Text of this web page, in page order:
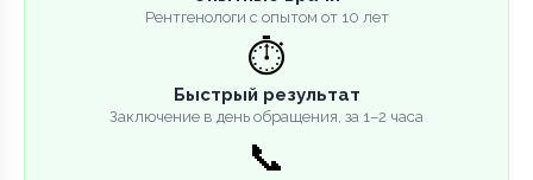
Рентгенологи с опытом от 10 лет
⏱️
Быстрый результат
Заключение в день обращения, за 1–2 часа
📞